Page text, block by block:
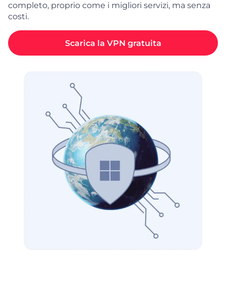
completo, proprio come i migliori servizi, ma senza
costi.
Scarica la VPN gratuita